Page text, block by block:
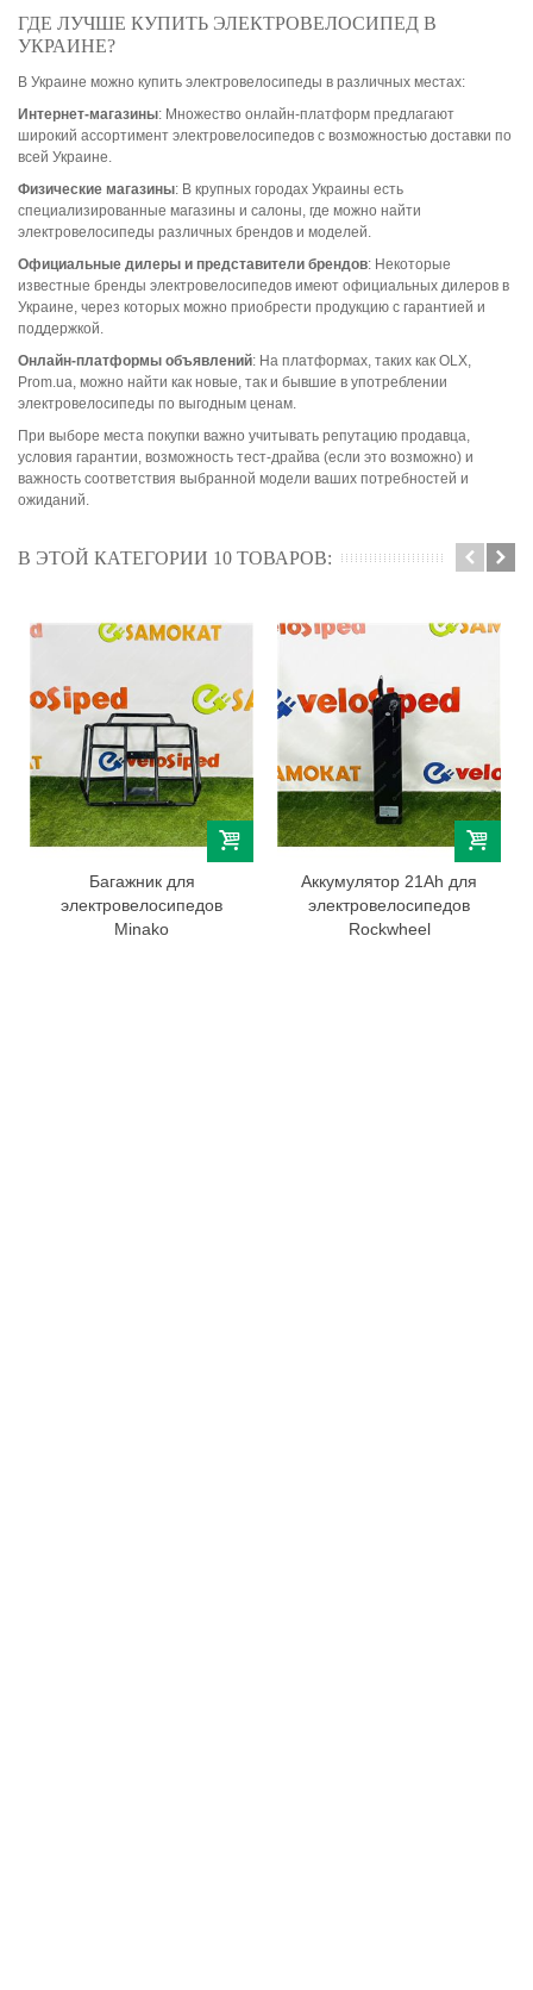
ГДЕ ЛУЧШЕ КУПИТЬ ЭЛЕКТРОВЕЛОСИПЕД В
УКРАИНЕ?
В Украине можно купить электровелосипеды в различных местах:
Интернет-магазины: Множество онлайн-платформ предлагают
широкий ассортимент электровелосипедов с возможностью доставки по
всей Украине.
Физические магазины: В крупных городах Украины есть
специализированные магазины и салоны, где можно найти
электровелосипеды различных брендов и моделей.
Официальные дилеры и представители брендов: Некоторые
известные бренды электровелосипедов имеют официальных дилеров в
Украине, через которых можно приобрести продукцию с гарантией и
поддержкой.
Онлайн-платформы объявлений: На платформах, таких как OLX,
Prom.ua, можно найти как новые, так и бывшие в употреблении
электровелосипеды по выгодным ценам.
При выборе места покупки важно учитывать репутацию продавца,
условия гарантии, возможность тест-драйва (если это возможно) и
важность соответствия выбранной модели ваших потребностей и
ожиданий.
В ЭТОЙ КАТЕГОРИИ 10 ТОВАРОВ:
Багажник для
электровелосипедов
Minako
Аккумулятор 21Ah для
электровелосипедов
Rockwheel